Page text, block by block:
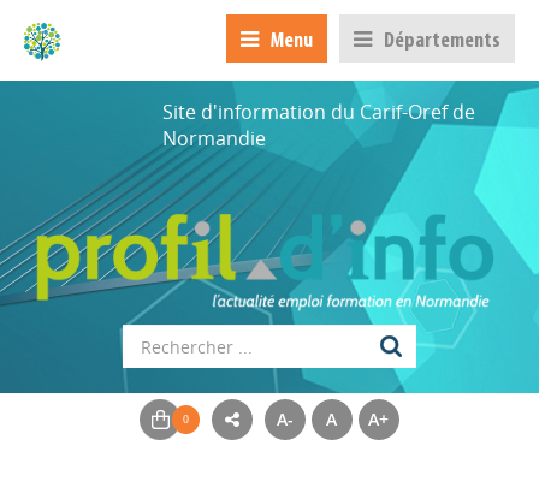
Menu Départements
Site d'information du Carif-Oref de
Normandie
A- A A+